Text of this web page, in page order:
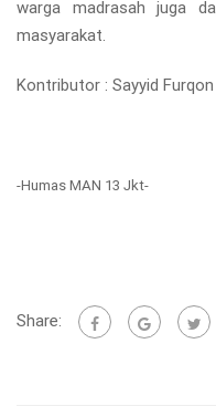
warga madrasah juga
masyarakat.
Kontributor : Sayyid Furqon
-Humas MAN 13 Jkt-
Share: